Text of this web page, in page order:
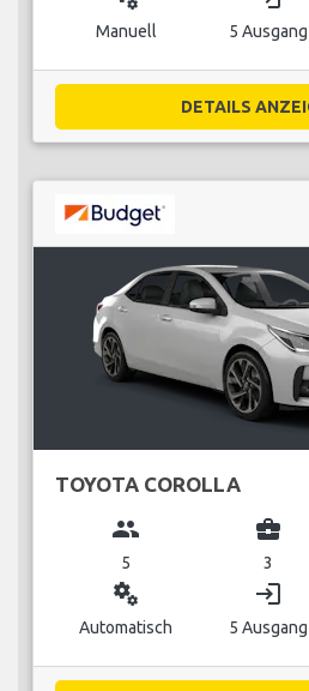
Manuell 5 Ausgang
DETAILS
TOYOTA COROLLA
group
5
business_center
3
miscellaneous_services
Automatisch
login
5 Ausgang